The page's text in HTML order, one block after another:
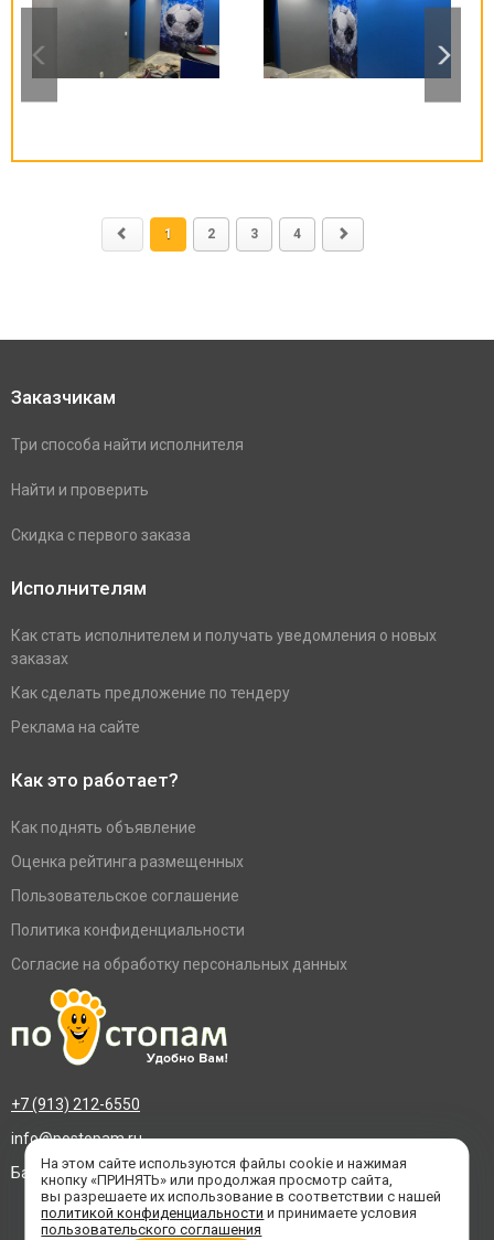
1 2 3 4
Заказчикам
Три способа найти исполнителя
Найти и проверить
Скидка с первого заказа
Исполнителям
Как стать исполнителем и получать уведомления о новых
заказах
Как сделать предложение по тендеру
Реклама на сайте
Как это работает?
Как поднять объявление
Оценка рейтинга размещенных
Пользовательское соглашение
Политика конфиденциальности
Согласие на обработку персональных данных
+7 (913) 212-6550
info@postopam.ru
Барнаул, пр. Социалистический 109, оф.455
На этом сайте используются файлы cookie и нажимая
кнопку «ПРИНЯТЬ» или продолжая просмотр сайта,
вы разрешаете их использование в соответствии с нашей
политикой конфиденциальности и принимаете условия
пользовательского соглашения